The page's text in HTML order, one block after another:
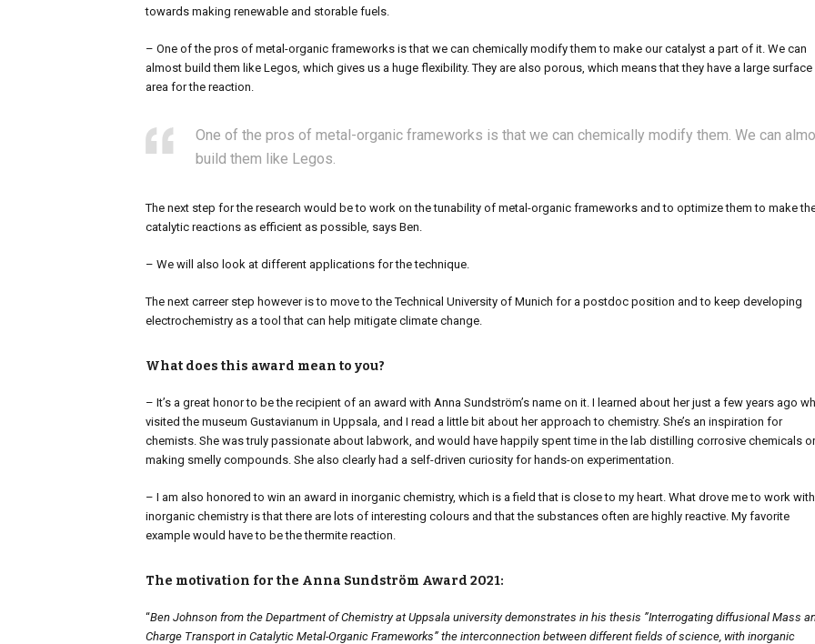
towards making renewable and storable fuels.
– One of the pros of metal-organic frameworks is that we can chemically modify them to make our catalyst a part of it. We can
almost build them like Legos, which gives us a huge flexibility. They are also porous, which means that they have a large surface
area for the reaction.
One of the pros of metal-organic frameworks is that we can chemically modify them. We can
build them like Legos.
The next step for the research would be to work on the tunability of metal-organic frameworks and to optimize them to make
catalytic reactions as efficient as possible, says Ben.
– We will also look at different applications for the technique.
The next carreer step however is to move to the Technical University of Munich for a postdoc position and to keep developing
electrochemistry as a tool that can help mitigate climate change.
What does this award mean to you?
– It’s a great honor to be the recipient of an award with Anna Sundström’s name on it. I learned about her just a few years ago
visited the museum Gustavianum in Uppsala, and I read a little bit about her approach to chemistry. She’s an inspiration for
chemists. She was truly passionate about labwork, and would have happily spent time in the lab distilling corrosive chemicals or
making smelly compounds. She also clearly had a self-driven curiosity for hands-on experimentation.
– I am also honored to win an award in inorganic chemistry, which is a field that is close to my heart. What drove me to work with
inorganic chemistry is that there are lots of interesting colours and that the substances often are highly reactive. My favorite
example would have to be the thermite reaction.
The motivation for the Anna Sundström Award 2021:
“Ben Johnson from the Department of Chemistry at Uppsala university demonstrates in his thesis ”Interrogating diffusional Mass
Charge Transport in Catalytic Metal-Organic Frameworks” the interconnection between different fields of science, with inorganic